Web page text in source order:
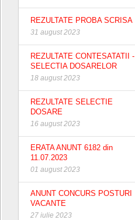
REZULTATE PROBA SCRISA
31 august 2023
REZULTATE CONTESATATII -
SELECTIA DOSARELOR
18 august 2023
REZULTATE SELECTIE
DOSARE
16 august 2023
ERATA ANUNT 6182 din
11.07.2023
01 august 2023
ANUNT CONCURS POSTURI
VACANTE
27 iulie 2023